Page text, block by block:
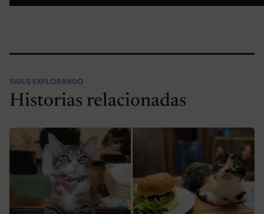
SIGUE EXPLORANDO
Historias relacionadas